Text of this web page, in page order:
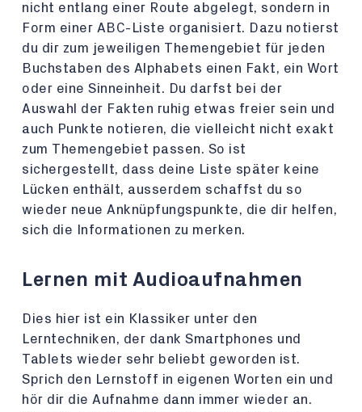
nicht entlang einer Route abgelegt, sondern in
Form einer ABC-Liste organisiert. Dazu notierst
du dir zum jeweiligen Themengebiet für jeden
Buchstaben des Alphabets einen Fakt, ein Wort
oder eine Sinneinheit. Du darfst bei der
Auswahl der Fakten ruhig etwas freier sein und
auch Punkte notieren, die vielleicht nicht exakt
zum Themengebiet passen. So ist
sichergestellt, dass deine Liste später keine
Lücken enthält, ausserdem schaffst du so
wieder neue Anknüpfungspunkte, die dir helfen,
sich die Informationen zu merken.
Lernen mit Audioaufnahmen
Dies hier ist ein Klassiker unter den
Lerntechniken, der dank Smartphones und
Tablets wieder sehr beliebt geworden ist.
Sprich den Lernstoff in eigenen Worten ein und
hör dir die Aufnahme dann immer wieder an.